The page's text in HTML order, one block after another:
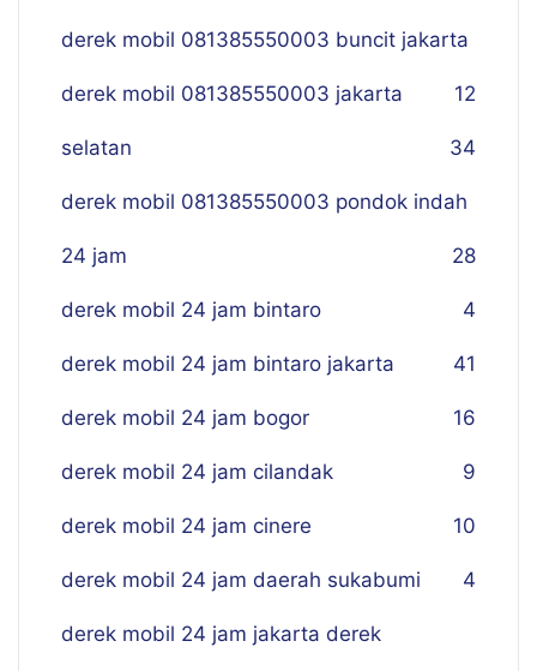
derek mobil 081385550003 buncit jakarta
12
derek mobil 081385550003 jakarta
selatan 34
derek mobil 081385550003 pondok indah
24 jam 28
derek mobil 24 jam bintaro 4
derek mobil 24 jam bintaro jakarta 41
derek mobil 24 jam bogor 16
derek mobil 24 jam cilandak 9
derek mobil 24 jam cinere 10
derek mobil 24 jam daerah sukabumi 4
derek mobil 24 jam jakarta derek